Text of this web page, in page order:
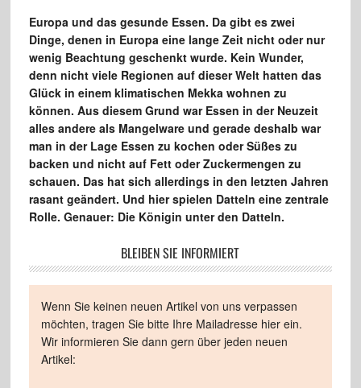
Europa und das gesunde Essen. Da gibt es zwei
Dinge, denen in Europa eine lange Zeit nicht oder nur
wenig Beachtung geschenkt wurde. Kein Wunder,
denn nicht viele Regionen auf dieser Welt hatten das
Glück in einem klimatischen Mekka wohnen zu
können. Aus diesem Grund war Essen in der Neuzeit
alles andere als Mangelware und gerade deshalb war
man in der Lage Essen zu kochen oder Süßes zu
backen und nicht auf Fett oder Zuckermengen zu
schauen. Das hat sich allerdings in den letzten Jahren
rasant geändert. Und hier spielen Datteln eine zentrale
Rolle. Genauer: Die Königin unter den Datteln.
BLEIBEN SIE INFORMIERT
Wenn Sie keinen neuen Artikel von uns verpassen
möchten, tragen Sie bitte Ihre Mailadresse hier ein.
Wir informieren Sie dann gern über jeden neuen
Artikel: